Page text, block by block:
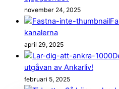
november 24, 2025
kanalerna
april 29, 2025
utgåvan av Ankarliv!
februari 5, 2025